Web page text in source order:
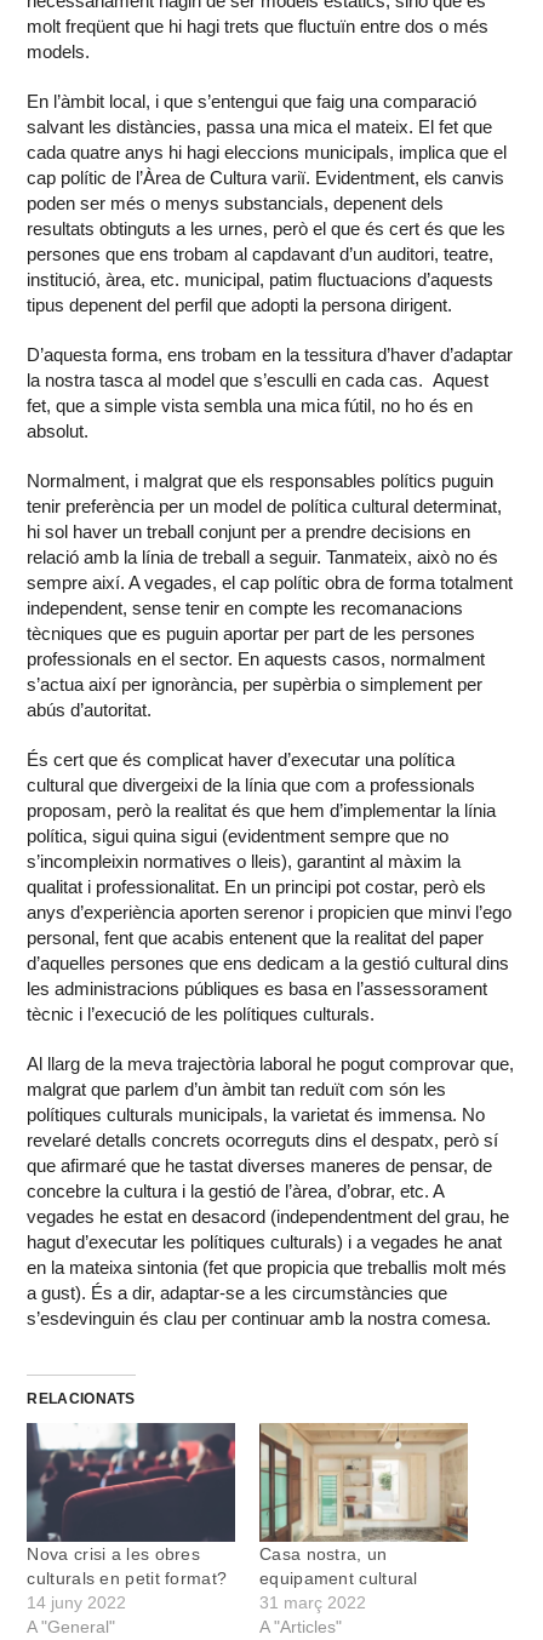
molt freqüent que hi hagi trets que fluctuïn entre dos o més
models.
En l’àmbit local, i que s’entengui que faig una comparació
salvant les distàncies, passa una mica el mateix. El fet que
cada quatre anys hi hagi eleccions municipals, implica que el
cap polític de l’Àrea de Cultura variï. Evidentment, els canvis
poden ser més o menys substancials, depenent dels
resultats obtinguts a les urnes, però el que és cert és que les
persones que ens trobam al capdavant d’un auditori, teatre,
institució, àrea, etc. municipal, patim fluctuacions d’aquests
tipus depenent del perfil que adopti la persona dirigent.
D’aquesta forma, ens trobam en la tessitura d’haver d’adaptar
la nostra tasca al model que s’esculli en cada cas. Aquest
fet, que a simple vista sembla una mica fútil, no ho és en
absolut.
Normalment, i malgrat que els responsables polítics puguin
tenir preferència per un model de política cultural determinat,
hi sol haver un treball conjunt per a prendre decisions en
relació amb la línia de treball a seguir. Tanmateix, això no és
sempre així. A vegades, el cap polític obra de forma totalment
independent, sense tenir en compte les recomanacions
tècniques que es puguin aportar per part de les persones
professionals en el sector. En aquests casos, normalment
s’actua així per ignorància, per supèrbia o simplement per
abús d’autoritat.
És cert que és complicat haver d’executar una política
cultural que divergeixi de la línia que com a professionals
proposam, però la realitat és que hem d’implementar la línia
política, sigui quina sigui (evidentment sempre que no
s’incompleixin normatives o lleis), garantint al màxim la
qualitat i professionalitat. En un principi pot costar, però els
anys d’experiència aporten serenor i propicien que minvi l’ego
personal, fent que acabis entenent que la realitat del paper
d’aquelles persones que ens dedicam a la gestió cultural dins
les administracions públiques es basa en l’assessorament
tècnic i l’execució de les polítiques culturals.
Al llarg de la meva trajectòria laboral he pogut comprovar que,
malgrat que parlem d’un àmbit tan reduït com són les
polítiques culturals municipals, la varietat és immensa. No
revelaré detalls concrets ocorreguts dins el despatx, però sí
que afirmaré que he tastat diverses maneres de pensar, de
concebre la cultura i la gestió de l’àrea, d’obrar, etc. A
vegades he estat en desacord (independentment del grau, he
hagut d’executar les polítiques culturals) i a vegades he anat
en la mateixa sintonia (fet que propicia que treballis molt més
a gust). És a dir, adaptar-se a les circumstàncies que
s’esdevinguin és clau per continuar amb la nostra comesa.
RELACIONATS
Nova crisi a les obres
culturals en petit format?
14 juny 2022
A "General"
Casa nostra, un
equipament cultural
31 març 2022
A "Articles"